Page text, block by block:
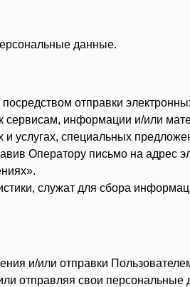
данные.
отправки
сервисам, информации и/или
услугах, специальных
Оператору письмо на адрес
служат для сбора
и/или отправки
отправляя свои персональные